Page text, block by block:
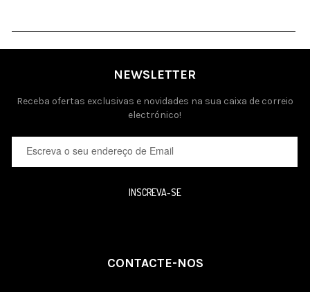
NEWSLETTER
Receba ofertas exclusivas e novidades na sua caixa de correio
electrónico!
INSCREVA-SE
CONTACTE-NOS